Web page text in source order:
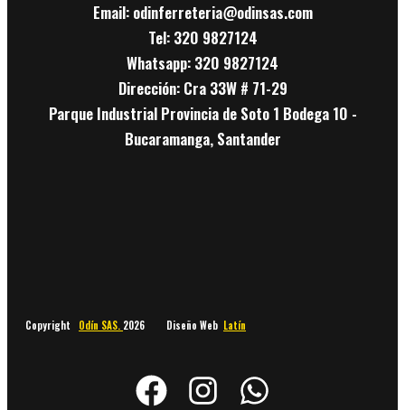
Email: odinferreteria@odinsas.com
Tel: 320 9827124
Whatsapp: 320 9827124
Dirección: Cra 33W # 71-29
Parque Industrial Provincia de Soto 1 Bodega 10 -
Bucaramanga, Santander
Copyright Odín SAS. 2026 Diseño Web Latín